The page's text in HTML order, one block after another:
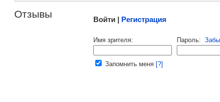
Отзывы Войти | Регистрация
Имя зрителя: Пароль:
Запомнить меня [?]